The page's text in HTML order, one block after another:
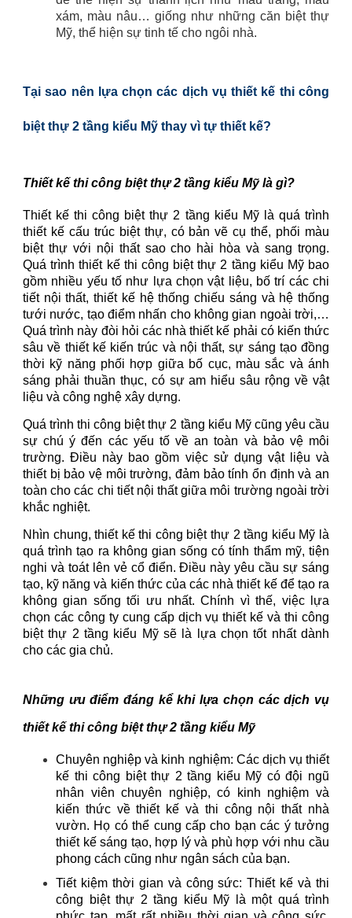
xám, màu nâu… giống như những căn biệt thự
Mỹ, thể hiện sự tinh tế cho ngôi nhà.
Tại sao nên lựa chọn các dịch vụ thiết kế thi công
biệt thự 2 tầng kiểu Mỹ thay vì tự thiết kế?
Thiết kế thi công biệt thự 2 tầng kiểu Mỹ là gì?
Thiết kế thi công biệt thự 2 tầng kiểu Mỹ là quá trình
thiết kế cấu trúc biệt thự, có bản vẽ cụ thể, phối màu
biệt thự với nội thất sao cho hài hòa và sang trọng.
Quá trình thiết kế thi công biệt thự 2 tầng kiểu Mỹ bao
gồm nhiều yếu tố như lựa chọn vật liệu, bố trí các chi
tiết nội thất, thiết kế hệ thống chiếu sáng và hệ thống
tưới nước, tạo điểm nhấn cho không gian ngoài trời,…
Quá trình này đòi hỏi các nhà thiết kế phải có kiến thức
sâu về thiết kế kiến trúc và nội thất, sự sáng tạo đồng
thời kỹ năng phối hợp giữa bố cục, màu sắc và ánh
sáng phải thuần thục, có sự am hiểu sâu rộng về vật
liệu và công nghệ xây dựng.
Quá trình thi công biệt thự 2 tầng kiểu Mỹ cũng yêu cầu
sự chú ý đến các yếu tố về an toàn và bảo vệ môi
trường. Điều này bao gồm việc sử dụng vật liệu và
thiết bị bảo vệ môi trường, đảm bảo tính ổn định và an
toàn cho các chi tiết nội thất giữa môi trường ngoài trời
khắc nghiệt.
Nhìn chung, thiết kế thi công biệt thự 2 tầng kiểu Mỹ là
quá trình tạo ra không gian sống có tính thẩm mỹ, tiện
nghi và toát lên vẻ cổ điển. Điều này yêu cầu sự sáng
tạo, kỹ năng và kiến thức của các nhà thiết kế để tạo ra
không gian sống tối ưu nhất.Chính vì thế, việc lựa
chọn các công ty cung cấp dịch vụ thiết kế và thi công
biệt thự 2 tầng kiểu Mỹ sẽ là lựa chọn tốt nhất dành
cho các gia chủ.
Những ưu điểm đáng kể khi lựa chọn các dịch vụ
thiết kế thi công biệt thự 2 tầng kiểu Mỹ
Chuyên nghiệp và kinh nghiệm: Các dịch vụ thiết
kế thi công biệt thự 2 tầng kiểu Mỹ có đội ngũ
nhân viên chuyên nghiệp, có kinh nghiệm và
kiến ​​thức về thiết kế và thi công nội thất nhà
vườn. Họ có thể cung cấp cho bạn các ý tưởng
thiết kế sáng tạo, hợp lý và phù hợp với nhu cầu
phong cách cũng như ngân sách của bạn.
Tiết kiệm thời gian và công sức: Thiết kế và thi
công biệt thự 2 tầng kiểu Mỹ là một quá trình